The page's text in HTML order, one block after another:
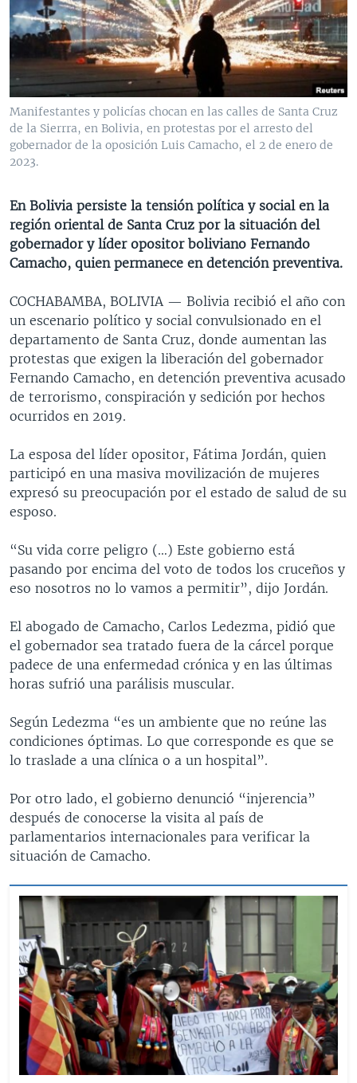
VENEZUELA
BRASIL
NICARAGUA
ECONOMÍA
ENTRETENIMIENTO Y CULTURA
TECNOLOGÍA
DEPORTES
CIENCIA Y SALUD
MULTIMEDIA
VIDEOS
FOTOGRAFÍA
AUDIOS
PROGRAMAS TV
EL MUNDO AL DÍA
FORO INTERAMERICANO
VISIÓN 360
LAS CLAVES
AVANCE INFORMATIVO
AUDIONOTICIAS
BUENOS DÍAS AMÉRICA
EL MUNDO AL DÍA [RADIO]
FORO [RADIO]
DEPORTIVO INTERNACIONAL
NOTA ECONÓMICA
ENTRETENIMIENTO
DIRECT
DOCUMENTALES DE LA VOA
Learning English
SÍGANOS
Manifestantes y policías chocan en las calles de Santa Cruz
de la Sierrra, en Bolivia, en protestas por el arresto del
gobernador de la oposición Luis Camacho, el 2 de enero de
2023.
En Bolivia persiste la tensión política y social en la
región oriental de Santa Cruz por la situación del
gobernador y líder opositor boliviano Fernando
Camacho, quien permanece en detención preventiva.
COCHABAMBA, BOLIVIA — Bolivia recibió el año con
un escenario político y social convulsionado en el
departamento de Santa Cruz, donde aumentan las
protestas que exigen la liberación del gobernador
Fernando Camacho, en detención preventiva acusado
de terrorismo, conspiración y sedición por hechos
ocurridos en 2019.
La esposa del líder opositor, Fátima Jordán, quien
participó en una masiva movilización de mujeres
expresó su preocupación por el estado de salud de su
esposo.
“Su vida corre peligro (…) Este gobierno está
pasando por encima del voto de todos los cruceños y
eso nosotros no lo vamos a permitir”, dijo Jordán.
El abogado de Camacho, Carlos Ledezma, pidió que
el gobernador sea tratado fuera de la cárcel porque
padece de una enfermedad crónica y en las últimas
horas sufrió una parálisis muscular.
Según Ledezma “es un ambiente que no reúne las
condiciones óptimas. Lo que corresponde es que se
lo traslade a una clínica o a un hospital”.
Por otro lado, el gobierno denunció “injerencia”
después de conocerse la visita al país de
parlamentarios internacionales para verificar la
situación de Camacho.